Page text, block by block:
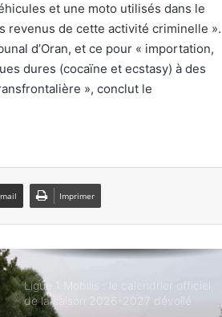
et une moto utilisés dans le
revenus de cette activité criminelle ».
d’Oran, et ce pour « importation,
dures (cocaïne et ecstasy) à des
», conclut le
Imprimer
Les Vertes dominent le Kenya et filent
Zineddine Belaïd s’engage
Lens officialise l’arrivée de Yacine
Titraoui jusqu’en 2031
de la saison 2026-2027 dévoilé
Bouira : deux morts dans une collision